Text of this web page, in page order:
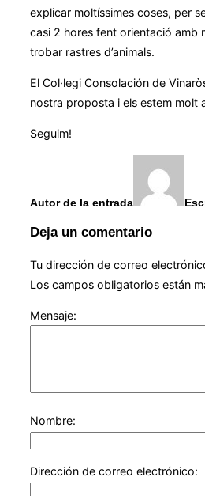
explicar moltíssimes coses, per
casi 2 hores fent orientació amb
trobar rastres d’animals.
El Col·legi Consolación de
nostra proposta i els estem molt
Seguim!
Autor de la entrada
Deja un comentario
Tu dirección de correo
Los campos obligatorios están
Mensaje:
Nombre:
Dirección de correo electrónico: